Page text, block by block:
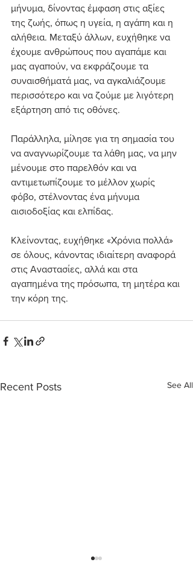
μήνυμα, δίνοντας έμφαση στις αξίες
της ζωής, όπως η υγεία, η αγάπη και η
αλήθεια. Μεταξύ άλλων, ευχήθηκε να
έχουμε ανθρώπους που αγαπάμε και
μας αγαπούν, να εκφράζουμε τα
συναισθήματά μας, να αγκαλιάζουμε
περισσότερο και να ζούμε με λιγότερη
εξάρτηση από τις οθόνες.
Παράλληλα, μίλησε για τη σημασία του
να αναγνωρίζουμε τα λάθη μας, να μην
μένουμε στο παρελθόν και να
αντιμετωπίζουμε το μέλλον χωρίς
φόβο, στέλνοντας ένα μήνυμα
αισιοδοξίας και ελπίδας.
Κλείνοντας, ευχήθηκε «Χρόνια πολλά»
σε όλους, κάνοντας ιδιαίτερη αναφορά
στις Αναστασίες, αλλά και στα
αγαπημένα της πρόσωπα, τη μητέρα και
την κόρη της.
Recent Posts See All